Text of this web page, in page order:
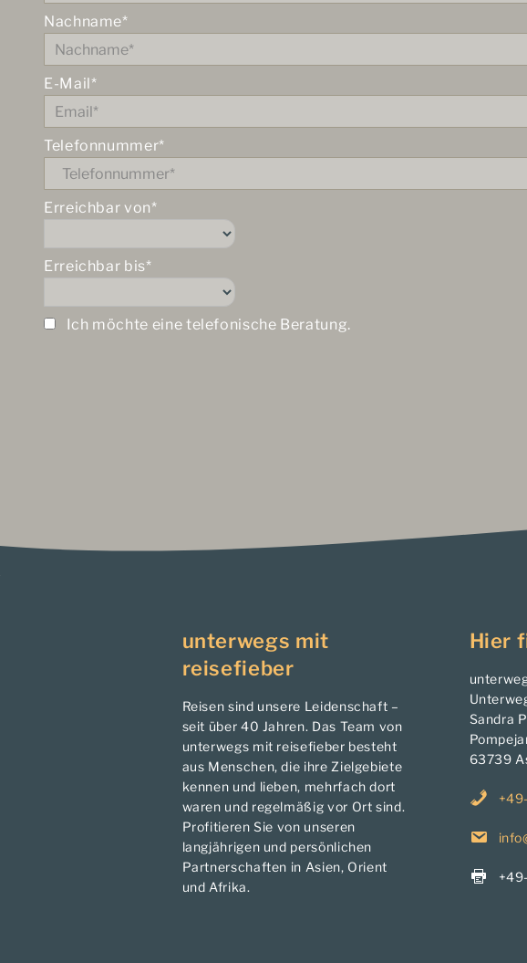
Nachname*
E-Mail*
Telefonnummer*
Erreichbar von*
Erreichbar bis*
Ich möchte eine telefonische Beratung.
unterwegs mit
reisefieber
Reisen sind unsere Leidenschaft –
seit über 40 Jahren. Das Team von
unterwegs mit reisefieber besteht
aus Menschen, die ihre Zielgebiete
kennen und lieben, mehrfach dort
waren und regelmäßig vor Ort sind.
Profitieren Sie von unseren
langjährigen und persönlichen
Partnerschaften in Asien, Orient
und Afrika.
Hier
Sandra
63739